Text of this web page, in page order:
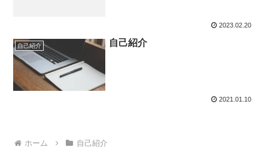
2023.02.20
自己紹介 自己紹介
2021.01.10
ホーム 自己紹介